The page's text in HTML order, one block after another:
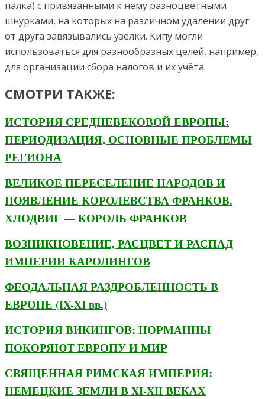
палка) с привязанными к нему разноцветными
шнурками, на которых на различном удалении друг
от друга завязывались узелки. Кипу могли
использоваться для разнообразных целей, например,
для организации сбора налогов и их учёта.
СМОТРИ ТАКЖЕ:
ИСТОРИЯ СРЕДНЕВЕКОВОЙ ЕВРОПЫ:
ПЕРИОДИЗАЦИЯ, ОСНОВНЫЕ ПРОБЛЕМЫ
РЕГИОНА
ВЕЛИКОЕ ПЕРЕСЕЛЕНИЕ НАРОДОВ И
ПОЯВЛЕНИЕ КОРОЛЕВСТВА ФРАНКОВ.
ХЛОДВИГ — КОРОЛЬ ФРАНКОВ
ВОЗНИКНОВЕНИЕ, РАСЦВЕТ И РАСПАД
ИМПЕРИИ КАРОЛИНГОВ
ФЕОДАЛЬНАЯ РАЗДРОБЛЕННОСТЬ В
ЕВРОПЕ (IX-XI вв.)
ИСТОРИЯ ВИКИНГОВ: НОРМАННЫ
ПОКОРЯЮТ ЕВРОПУ И МИР
СВЯЩЕННАЯ РИМСКАЯ ИМПЕРИЯ:
НЕМЕЦКИЕ ЗЕМЛИ В XI-XII ВЕКАХ